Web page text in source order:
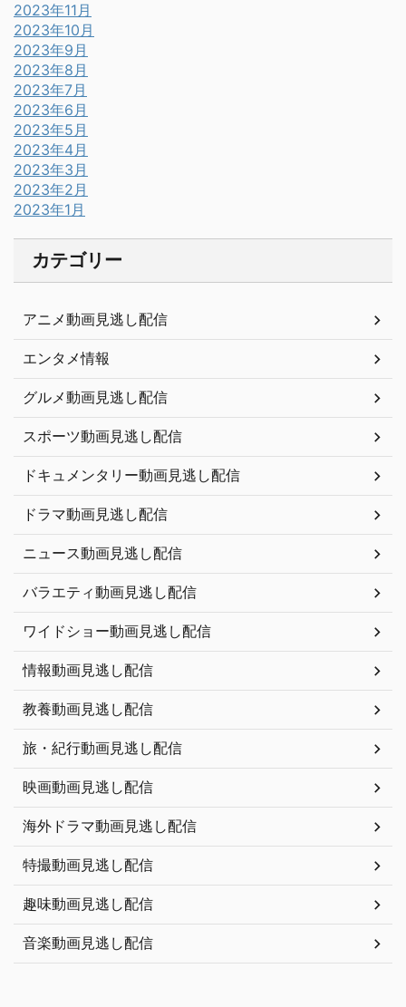
2023年11月
2023年10月
2023年9月
2023年8月
2023年7月
2023年6月
2023年5月
2023年4月
2023年3月
2023年2月
2023年1月
カテゴリー
アニメ動画見逃し配信
エンタメ情報
グルメ動画見逃し配信
スポーツ動画見逃し配信
ドキュメンタリー動画見逃し配信
ドラマ動画見逃し配信
ニュース動画見逃し配信
バラエティ動画見逃し配信
ワイドショー動画見逃し配信
情報動画見逃し配信
教養動画見逃し配信
旅・紀行動画見逃し配信
映画動画見逃し配信
海外ドラマ動画見逃し配信
特撮動画見逃し配信
趣味動画見逃し配信
音楽動画見逃し配信